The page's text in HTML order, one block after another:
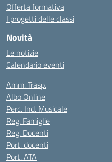
Offerta formativa
I progetti delle classi
Novità
Le notizie
Calendario eventi
Amm. Trasp.
Albo Online
Perc. Ind. Musicale
Reg. Famiglie
Reg. Docenti
Port. docenti
Port. ATA